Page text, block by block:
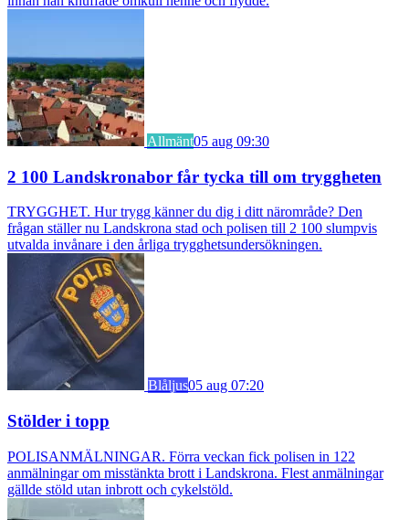
Allmänt05 aug 09:30
2 100 Landskronabor får tycka till om tryggheten
TRYGGHET. Hur trygg känner du dig i ditt närområde? Den
frågan ställer nu Landskrona stad och polisen till 2 100 slumpvis
utvalda invånare i den årliga trygghetsundersökningen.
Blåljus05 aug 07:20
Stölder i topp
POLISANMÄLNINGAR. Förra veckan fick polisen in 122
anmälningar om misstänkta brott i Landskrona. Flest anmälningar
gällde stöld utan inbrott och cykelstöld.